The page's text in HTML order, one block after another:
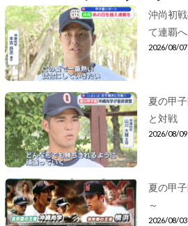
沖尚初
て連覇へ
2026/08/
夏の甲
と対戦
2026/08/
夏の甲
～
2026/08/